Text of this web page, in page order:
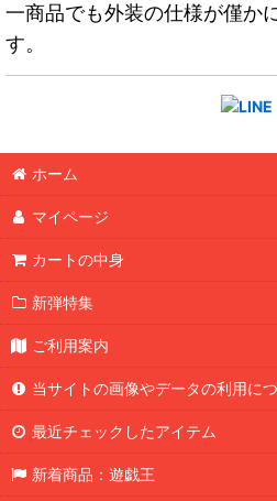
一商品でも外装の仕様が僅か
す。
ホーム
マイページ
カートの中身
新弾特集
ご利用案内
当サイトの画像やデータの利用に
最近チェックしたアイテム
新着商品：遊戯王